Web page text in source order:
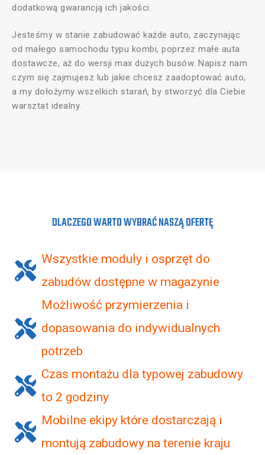
dodatkową gwarancją ich jakości.
Jesteśmy w stanie zabudować każde auto, zaczynając
od małego samochodu typu kombi, poprzez małe auta
dostawcze, aż do wersji max dużych busów. Napisz nam
czym się zajmujesz lub jakie chcesz zaadoptować auto,
a my dołożymy wszelkich starań, by stworzyć dla Ciebie
warsztat idealny.
DLACZEGO WARTO WYBRAĆ NASZĄ OFERTĘ
Wszystkie moduły i osprzęt do
zabudów dostępne w magazynie
Możliwość przymierzenia i
dopasowania do indywidualnych
potrzeb
Czas montażu dla typowej zabudowy
to 2 godziny
Mobilne ekipy które dostarczają i
montują zabudowy na terenie kraju